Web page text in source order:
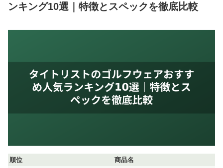
ンキング10選｜特徴とスペックを徹底比較
順位
商品名